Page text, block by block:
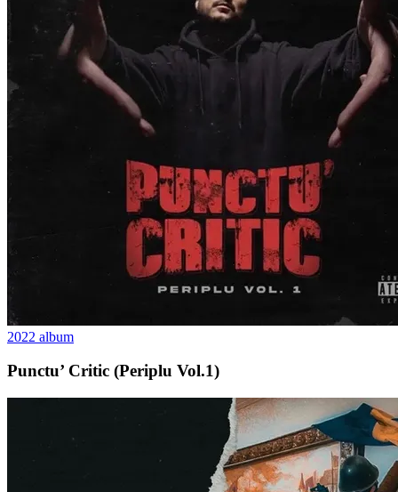
2022 album
Punctu’ Critic (Periplu Vol.1)